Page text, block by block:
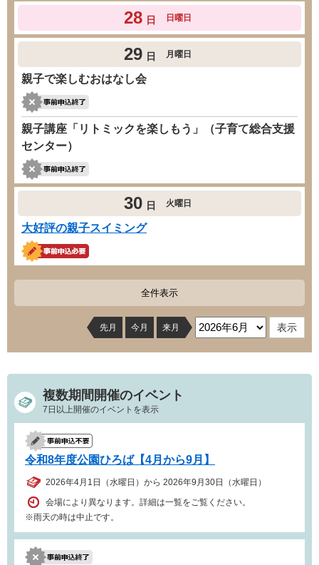
28 日 日曜日
29 日 月曜日
親子で楽しむおはなし会
親子講座「リトミックを楽しもう」（子育て総合支援
センター）
30 日 火曜日
大好評の親子スイミング
全件表示
先月 今月 来月
複数期間開催のイベント
7日以上開催のイベントを表示
令和8年度公園ひろば【4月から9月】
2026年4月1日（水曜日）から 2026年9月30日（水曜日）
会場により異なります。詳細は一覧をご覧ください。
※雨天の時は中止です。